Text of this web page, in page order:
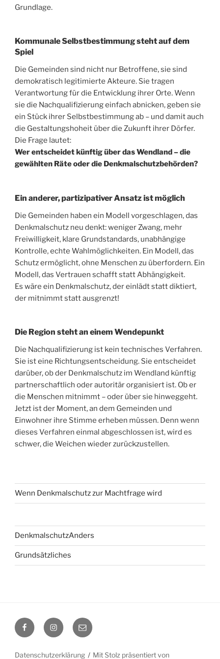
Grundlage.
Kommunale Selbstbestimmung steht auf dem
Spiel
Die Gemeinden sind nicht nur Betroffene, sie sind
demokratisch legitimierte Akteure. Sie tragen
Verantwortung für die Entwicklung ihrer Orte. Wenn
sie die Nachqualifizierung einfach abnicken, geben sie
ein Stück ihrer Selbstbestimmung ab – und damit auch
die Gestaltungshoheit über die Zukunft ihrer Dörfer.
Die Frage lautet:
Wer entscheidet künftig über das Wendland – die
gewählten Räte oder die Denkmalschutzbehörden?
Ein anderer, partizipativer Ansatz ist möglich
Die Gemeinden haben ein Modell vorgeschlagen, das
Denkmalschutz neu denkt: weniger Zwang, mehr
Freiwilligkeit, klare Grundstandards, unabhängige
Kontrolle, echte Wahlmöglichkeiten. Ein Modell, das
Schutz ermöglicht, ohne Menschen zu überfordern. Ein
Modell, das Vertrauen schafft statt Abhängigkeit.
Es wäre ein Denkmalschutz, der einlädt statt diktiert,
der mitnimmt statt ausgrenzt!
Die Region steht an einem Wendepunkt
Die Nachqualifizierung ist kein technisches Verfahren.
Sie ist eine Richtungsentscheidung. Sie entscheidet
darüber, ob der Denkmalschutz im Wendland künftig
partnerschaftlich oder autoritär organisiert ist. Ob er
die Menschen mitnimmt – oder über sie hinweggeht.
Jetzt ist der Moment, an dem Gemeinden und
Einwohner ihre Stimme erheben müssen. Denn wenn
dieses Verfahren einmal abgeschlossen ist, wird es
schwer, die Weichen wieder zurückzustellen.
Wenn Denkmalschutz zur Machtfrage wird
DenkmalschutzAnders
Grundsätzliches
FacebookInstagram
E-
Mail
Datenschutzerklärung Mit Stolz präsentiert von